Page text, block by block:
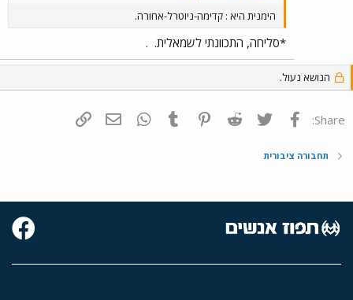
הימנית היא : קדימה-ניוטרל-אחורה.
*סליחה, התכוונתי לשמאלית. .
הנושא נעול.
Share: פייסבוק Twitter
Reddit
Pinterest
Tumblr
WhatsAppדואר אלקטרוני
תחבורה ציבורית